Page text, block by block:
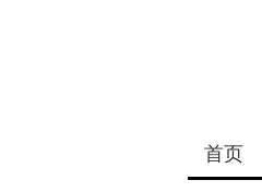
首页